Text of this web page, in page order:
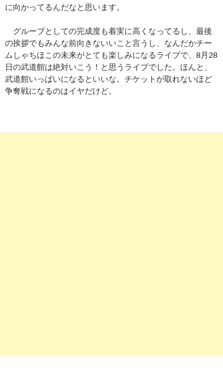
に向かってるんだなと思います。
グループとしての完成度も着実に高くなってるし、最後
の挨拶でもみんな前向きないいこと言うし、なんだかチー
ムしゃちほこの未来がとても楽しみになるライブで、8月28
日の武道館は絶対いこう！と思うライブでした。ほんと、
武道館いっぱいになるといいな。チケットが取れないほど
争奪戦になるのはイヤだけど。